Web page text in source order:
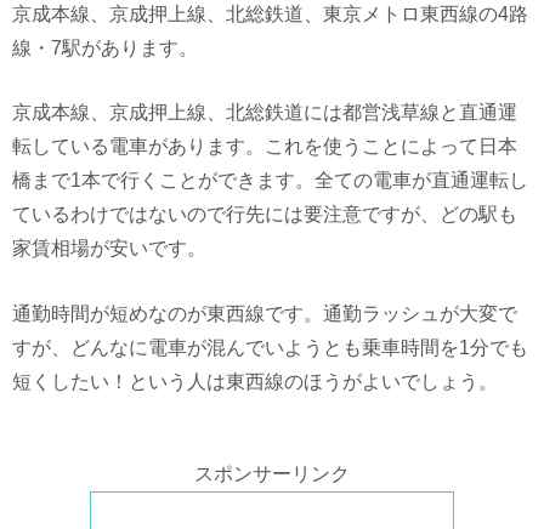
京成本線、京成押上線、北総鉄道、東京メトロ東西線の4路
線・7駅があります。
京成本線、京成押上線、北総鉄道には都営浅草線と直通運
転している電車があります。これを使うことによって日本
橋まで1本で行くことができます。全ての電車が直通運転し
ているわけではないので行先には要注意ですが、どの駅も
家賃相場が安いです。
通勤時間が短めなのが東西線です。通勤ラッシュが大変で
すが、どんなに電車が混んでいようとも乗車時間を1分でも
短くしたい！という人は東西線のほうがよいでしょう。
スポンサーリンク